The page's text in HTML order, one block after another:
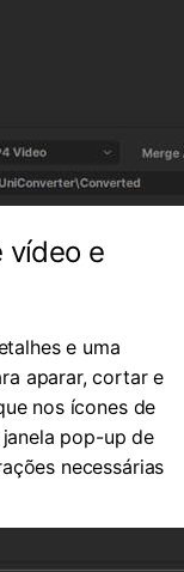
vídeo e
e uma
aparar, cortar e
nos ícones de
pop-up de
necessárias